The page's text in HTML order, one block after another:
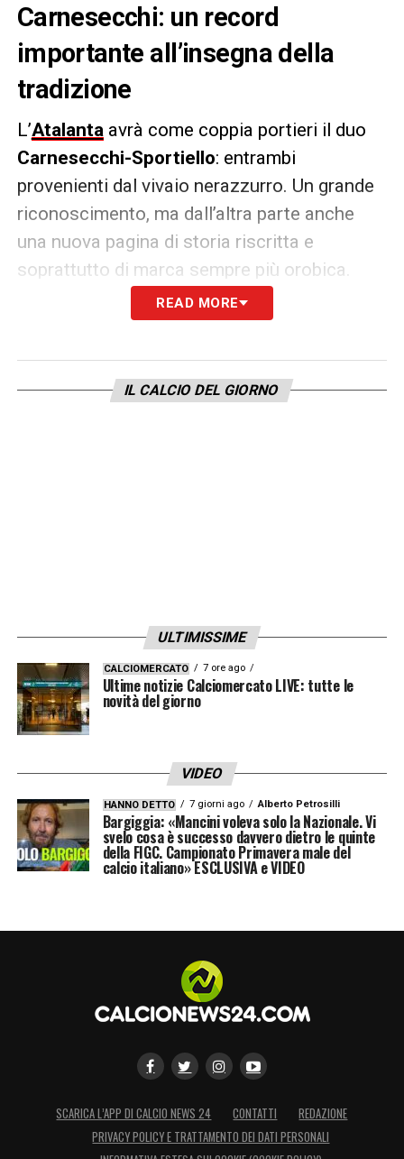
Carnesecchi: un record
importante all’insegna della
tradizione
L’Atalantaavrà come coppia portieri il duo
Carnesecchi-Sportiello: entrambi
provenienti dal vivaio nerazzurro. Un grande
riconoscimento, ma dall’altra parte anche
una nuova pagina di storia riscritta e
soprattutto di marca sempre più orobica.
Evento che non accadeva dalla stagione
interamente “made in Zingonia”: l’ultima volta
READ MORE
IL CALCIO DEL GIORNO
ULTIMISSIME
CALCIOMERCATO 7 ore ago
Ultime notizie Calciomercato LIVE: tutte le
novità del giorno
VIDEO
HANNO DETTO 7 giorni ago Alberto Petrosilli
Bargiggia: «Mancini voleva solo la Nazionale. Vi
svelo cosa è successo davvero dietro le quinte
della FIGC. Campionato Primavera male del
calcio italiano» ESCLUSIVA e VIDEO
SCARICA L’APP DI CALCIO NEWS 24 CONTATTI
REDAZIONE
PRIVACY POLICY E TRATTAMENTO DEI DATI PERSONALI